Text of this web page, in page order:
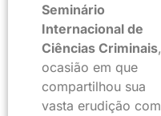
Seminário
Internacional de
Ciências Criminais,
ocasião em que
compartilhou sua
vasta erudição com